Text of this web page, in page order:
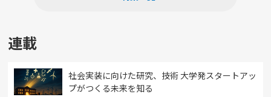
連載
社会実装に向けた研究、技術 大学発スタートアッ
プがつくる未来を知る